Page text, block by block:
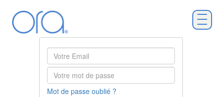
Mot de passe oublié ?